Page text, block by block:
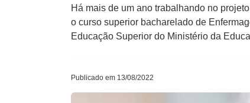
Há mais de um ano trabalhando no
o curso superior bacharelado de
Educação Superior do Ministério da
Publicado em 13/08/2022